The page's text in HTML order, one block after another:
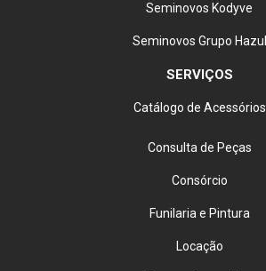
Seminovos Kodyve
Seminovos Grupo Hazul
SERVIÇOS
Catálogo de Acessórios
Consulta de Peças
Consórcio
Funilaria e Pintura
Locação